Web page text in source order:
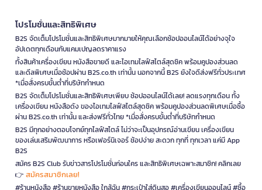
โปรโมชั่นและสิทธิพิเศษ
B2S จัดเต็มโปรโมชั่นและสิทธิพิเศษมากมายให้คุณเลือกช้อปออนไลน์ได้อย่างจุใจ
อัปเดตทุกเดือนกับแคมเปญลดราคาแรง
ทั้งสินค้าเครื่องเขียน หนังสือขายดี และไอเทมไลฟ์สไตล์สุดชิค พร้อมคูปองส่วนลด
และดีลพิเศษเมื่อช้อปผ่าน B2S.co.th เท่านั้น นอกจากนี้ B2S ยังใจดีส่งฟรีทั่วประเทศ
*เมื่อสั่งครบขั้นต่ำที่บริษัทกำหนด
B2S จัดเต็มโปรโมชั่นและสิทธิพิเศษเพียบ ช้อปออนไลน์ได้เลย! ลดแรงทุกเดือน ทั้ง
เครื่องเขียน หนังสือดัง ของไอเทมไลฟ์สไตล์สุดชิค พร้อมคูปองส่วนลดพิเศษเมื่อซื้อ
ผ่าน B2S.co.th เท่านั้น และส่งฟรีทั่วไทย *เมื่อสั่งครบขั้นต่ำที่บริษัทกำหนด
B2S มีทุกอย่างตอบโจทย์ทุกไลฟ์สไตล์ ไม่ว่าจะเป็นอุปกรณ์อ่านเขียน เครื่องเขียน
ของเล่นเสริมพัฒนาการ หรือเฟอร์นิเจอร์ ช้อปง่าย สะดวก ทุกที่ ทุกเวลา แค่มี App
B2S
สมัคร B2S Club รับข่าวสารโปรโมชั่นก่อนใคร และสิทธิพิเศษเฉพาะสมาชิก! คลิกเลย
👉 สมัครสมาชิกเลย!
#ร้านหนังสือ #ร้านขายหนังสือ ใกล้ฉัน #กระเป๋าใส่ดินสอ #เครื่องเขียนออนไลน์ #ซื้อ